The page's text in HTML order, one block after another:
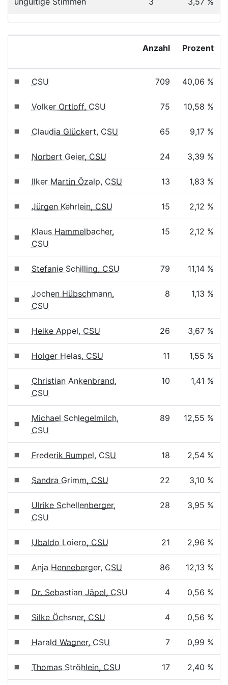
Anzahl Prozent
CSU 709 40,06 %
Volker Ortloff, CSU 75 10,58 %
Claudia Glückert, CSU 65 9,17 %
Norbert Geier, CSU 24 3,39 %
Ilker Martin Özalp, CSU 13 1,83 %
Jürgen Kehrlein, CSU 15 2,12 %
Klaus Hammelbacher,
CSU
15 2,12 %
Stefanie Schilling, CSU 79 11,14 %
Jochen Hübschmann,
CSU
8 1,13 %
Heike Appel, CSU 26 3,67 %
Holger Helas, CSU 11 1,55 %
Christian Ankenbrand,
CSU
10 1,41 %
Michael Schlegelmilch,
CSU
89 12,55 %
Frederik Rumpel, CSU 18 2,54 %
Sandra Grimm, CSU 22 3,10 %
Ulrike Schellenberger,
CSU
28 3,95 %
Ubaldo Loiero, CSU 21 2,96 %
Anja Henneberger, CSU 86 12,13 %
Dr. Sebastian Jäpel, CSU 4 0,56 %
Silke Öchsner, CSU 4 0,56 %
Harald Wagner, CSU 7 0,99 %
Thomas Ströhlein, CSU 17 2,40 %